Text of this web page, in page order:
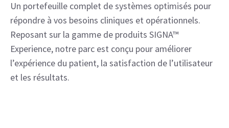
Un portefeuille complet de systèmes optimisés pour
répondre à vos besoins cliniques et opérationnels.
Reposant sur la gamme de produits SIGNA™
Experience, notre parc est conçu pour améliorer
l’expérience du patient, la satisfaction de l’utilisateur
et les résultats.